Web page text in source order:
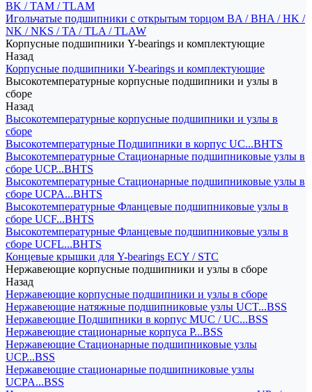
BK / TAM / TLAM
Игольчатые подшипники с открытым торцом BA / BHA / HK /
NK / NKS / TA / TLA / TLAW
Корпусные подшипники Y-bearings и комплектующие
Назад
Корпусные подшипники Y-bearings и комплектующие
Высокотемпературные корпусные подшипники и узлы в
сборе
Назад
Высокотемпературные корпусные подшипники и узлы в
сборе
Высокотемпературные Подшипники в корпус UC...BHTS
Высокотемпературные Стационарные подшипниковые узлы в
сборе UCP...BHTS
Высокотемпературные Стационарные подшипниковые узлы в
сборе UCPA...BHTS
Высокотемпературные Фланцевые подшипниковые узлы в
сборе UCF...BHTS
Высокотемпературные Фланцевые подшипниковые узлы в
сборе UCFL...BHTS
Концевые крышки для Y-bearings ECY / STC
Нержавеющие корпусные подшипники и узлы в сборе
Назад
Нержавеющие корпусные подшипники и узлы в сборе
Нержавеющие натяжные подшипниковые узлы UCT...BSS
Нержавеющие Подшипники в корпус MUC / UC...BSS
Нержавеющие стационарные корпуса P...BSS
Нержавеющие Стационарные подшипниковые узлы
UCP...BSS
Нержавеющие стационарные подшипниковые узлы
UCPA...BSS